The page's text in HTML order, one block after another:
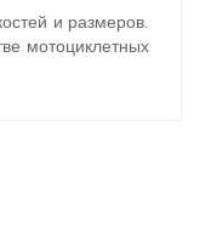
и размеров.
мотоциклетных